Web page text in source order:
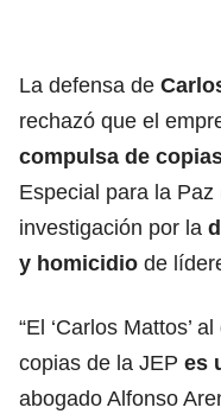
La defensa de
rechazó que el
compulsa de
Especial para la
investigación por la
y homicidio de
“El ‘Carlos Mattos’
copias de la JEP es
abogado Alfonso